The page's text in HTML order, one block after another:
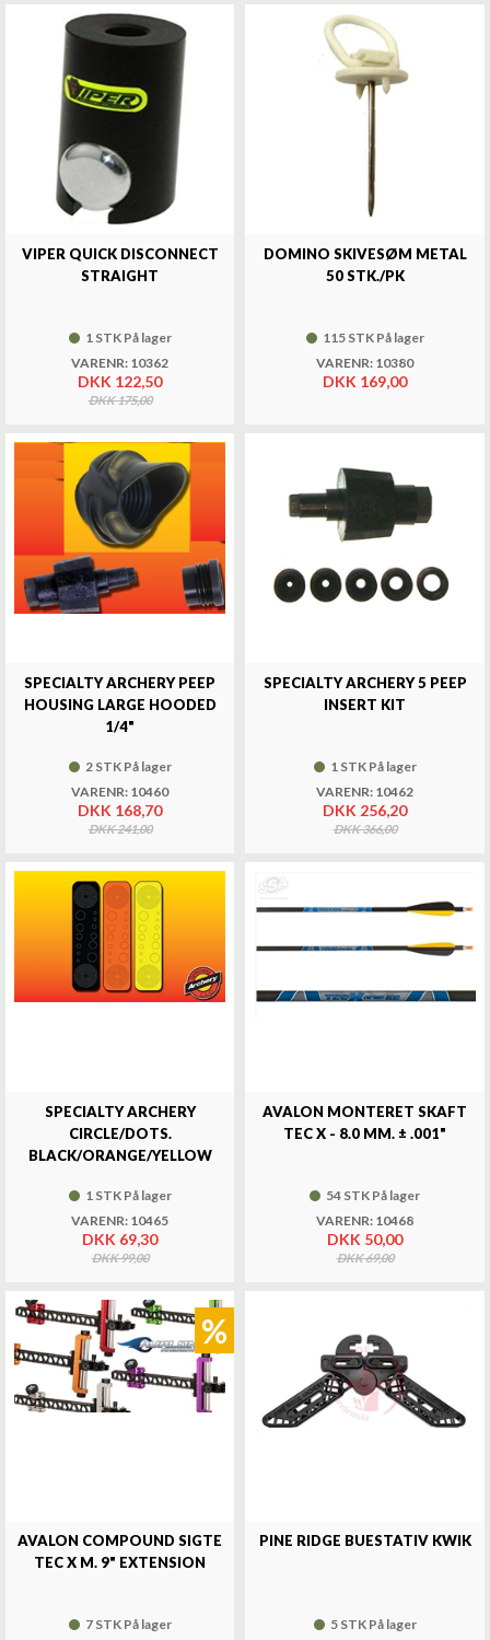
VIPER QUICK DISCONNECT
STRAIGHT
1 STK På lager
VARENR: 10362
DKK 122,50
DKK 175,00
DOMINO SKIVESØM METAL
50 STK./PK
115 STK På lager
VARENR: 10380
DKK 169,00
SPECIALTY ARCHERY PEEP
HOUSING LARGE HOODED
1/4"
2 STK På lager
VARENR: 10460
DKK 168,70
DKK 241,00
SPECIALTY ARCHERY 5 PEEP
INSERT KIT
1 STK På lager
VARENR: 10462
DKK 256,20
DKK 366,00
SPECIALTY ARCHERY
CIRCLE/DOTS.
BLACK/ORANGE/YELLOW
1 STK På lager
VARENR: 10465
DKK 69,30
DKK 99,00
AVALON MONTERET SKAFT
TEC X - 8.0 MM. ± .001"
54 STK På lager
VARENR: 10468
DKK 50,00
DKK 69,00
AVALON COMPOUND SIGTE
TEC X M. 9" EXTENSION
7 STK På lager
%
PINE RIDGE BUESTATIV KWIK
5 STK På lager